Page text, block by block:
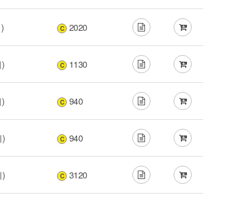
C 2020
C 1130
C 940
) C 940
) C 3120